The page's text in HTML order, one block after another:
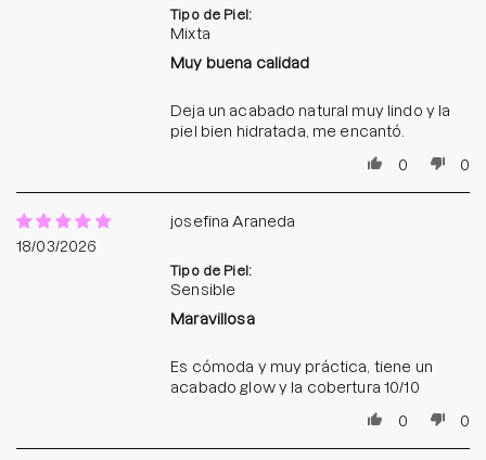
Tipo de Piel:
Mixta
Muy buena calidad
Deja un acabado natural muy lindo y la
piel bien hidratada, me encantó.
0
0
18/03/2026
josefina Araneda
Tipo de Piel:
Sensible
Maravillosa
Es cómoda y muy práctica, tiene un
acabado glow y la cobertura 10/10
0
0